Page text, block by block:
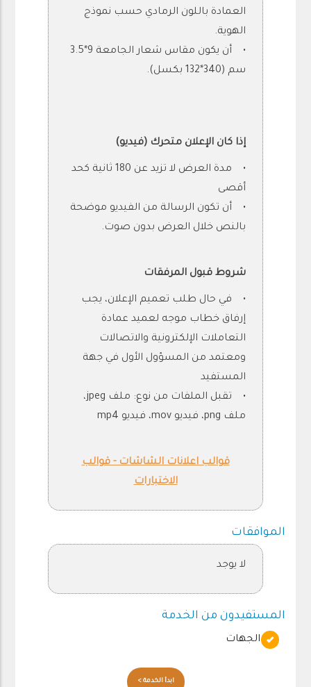
العمادة باللون الرمادي حسب نموذج
الهوية.
• أن يكون مقاس شعار الجامعة 9*3.5
سم (340*132 بكسل).
إذا كان الإعلان متحرك (فيديو)
• مدة العرض لا تزيد عن 180 ثانية كحد
أقصى
• أن تكون الرسالة من الفيديو موضحة
بالنص خلال العرض بدون صوت.
شروط قبول المرفقات
• في حال طلب تعميم الإعلان، يجب
إرفاق خطاب موجه لعميد عمادة
التعاملات الإلكترونية والاتصالات
ومعتمد من المسؤول الأول في جهة
المستفيد
• تقبل الملفات من نوع: ملف jpeg،
ملف png، فيديو mov، فيديو mp4
قوالب اعلانات الشاشات - قوالب
الاختبارات
الموافقات
لا يوجد
المستفيدون من الخدمة
الجهات
ابدأ الخدمة >